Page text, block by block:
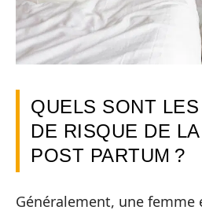
QUELS SONT
DE RISQUE DE
POST PARTUM ?
Généralement, une femme